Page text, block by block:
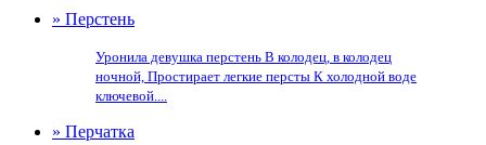
» Перстень
Уронила девушка перстень В колодец, в колодец
ночной, Простирает легкие персты К холодной воде
ключевой....
» Перчатка